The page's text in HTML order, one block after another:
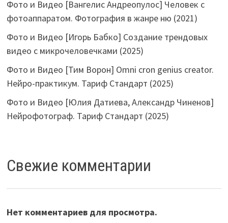
Фото и Видео [Вангелис Андреопулос] Человек с
фотоаппаратом. Фотография в жанре ню (2021)
Фото и Видео [Игорь Бабко] Создание трендовых
видео с микрочеловечками (2025)
Фото и Видео [Тим Ворон] Omni cron genius creator.
Нейро-практикум. Тариф Стандарт (2025)
Фото и Видео [Юлия Датиева, Александр Чиненов]
Нейрофотограф. Тариф Стандарт (2025)
Свежие комментарии
Нет комментариев для просмотра.